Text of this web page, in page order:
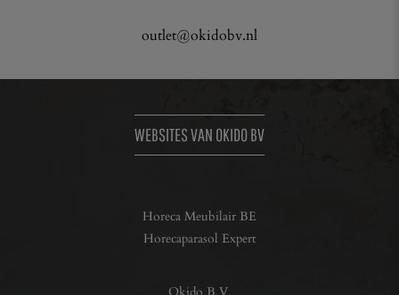
outlet@okidobv.nl
WEBSITES VAN OKIDO BV
Horeca Meubilair BE
Horecaparasol Expert